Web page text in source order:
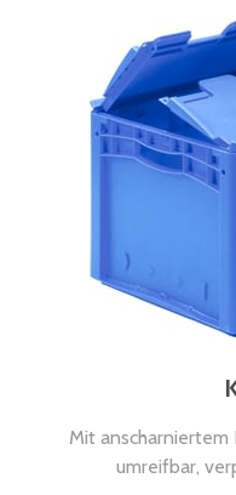
Mit anscharniertem
umreifbar,